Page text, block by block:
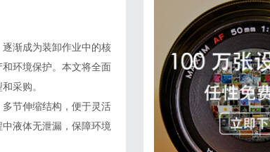
渐成为装卸作业中的核
环境保护。本文将全面
采购。
节伸缩结构，便于灵活
液体无泄漏，保障环境